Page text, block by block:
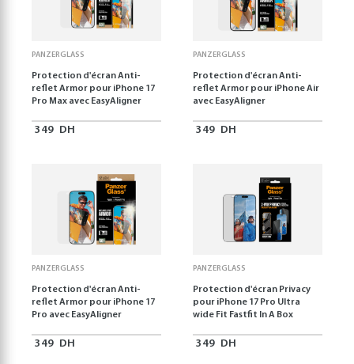
PANZERGLASS
Protection d'écran Anti-
reflet Armor pour iPhone 17
Pro Max avec EasyAligner
349 DH
PANZERGLASS
Protection d'écran Anti-
reflet Armor pour iPhone Air
avec EasyAligner
349 DH
PANZERGLASS
Protection d'écran Anti-
reflet Armor pour iPhone 17
Pro avec EasyAligner
349 DH
PANZERGLASS
Protection d'écran Privacy
pour iPhone 17 Pro Ultra
wide Fit Fastfit In A Box
349 DH